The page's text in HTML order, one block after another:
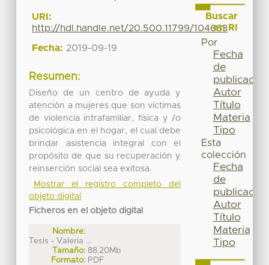
URI:
http://hdl.handle.net/20.500.11799/104663
Fecha: 2019-09-19
Resumen:
Diseño de un centro de ayuda y
atención a mujeres que son víctimas
de violencia intrafamiliar, física y /o
psicológica en el hogar, el cual debe
brindar asistencia integral con el
propósito de que su recuperación y
reinserción social sea exitosa.
Mostrar el registro completo del
objeto digital
Ficheros en el objeto digital
Nombre:
Tesis - Valeria ...
Tamaño: 88.20Mb
Formato: PDF
Buscar
en RI
Por
Fecha
de
publicación
Autor
Título
Materia
Tipo
Esta
colección
Fecha
de
publicación
Autor
Título
Materia
Tipo